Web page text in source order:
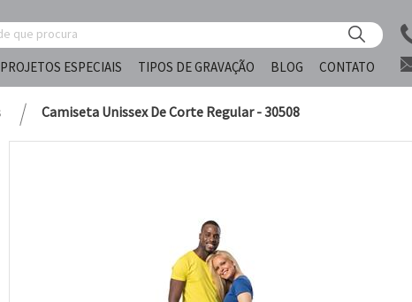
PROJETOS ESPECIAIS TIPOS DE GRAVAÇÃO BLOG CONTATO
Camiseta Unissex De Corte Regular - 30508